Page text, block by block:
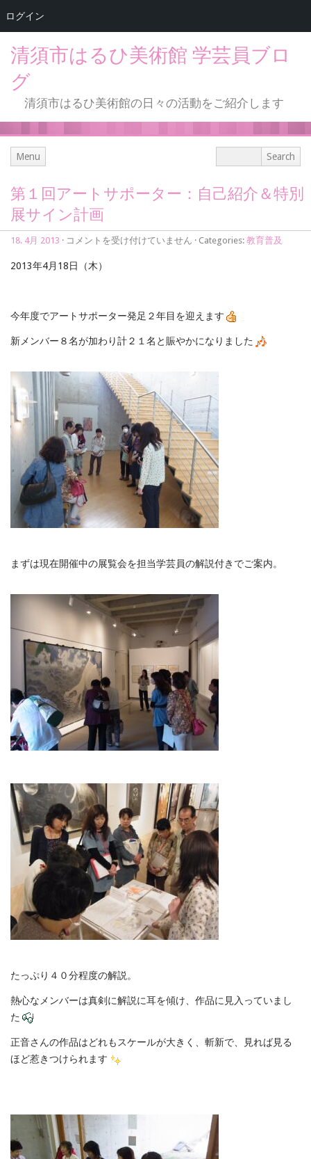
清須市はるひ美術館 学芸員ブロ
グ
清須市はるひ美術館の日々の活動をご紹介します
Menu
第１回アートサポーター：自己紹介＆特別
展サイン計画
18. 4月 2013 · 第
回
サ
ー
自
紹
介
＆
特
別
展
サ
イ
ン
計
画
コメントを受け付けていません · Categories: 教育普及
2013年4月18日（木）
今年度でアートサポーター発足２年目を迎えます
新メンバー８名が加わり計２１名と賑やかになりました
まずは現在開催中の展覧会を担当学芸員の解説付きでご案内。
たっぷり４０分程度の解説。
熱心なメンバーは真剣に解説に耳を傾け、作品に見入っていまし
た
正音さんの作品はどれもスケールが大きく、斬新で、見れば見る
ほど惹きつけられます
ログイン